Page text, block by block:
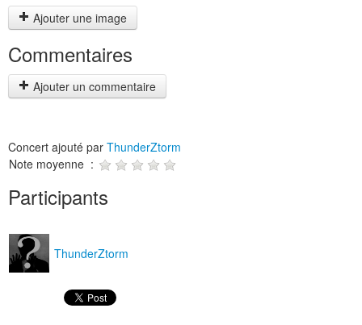
Ajouter une image
Commentaires
Ajouter un commentaire
Concert ajouté par ThunderZtorm
Note moyenne :
Participants
ThunderZtorm